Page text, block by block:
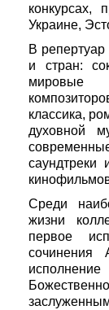
конкурсах,
Украине,
В
и стран:
мировые
классика,
духовной
саундтреки
Среди
жизни
первое
сочинения